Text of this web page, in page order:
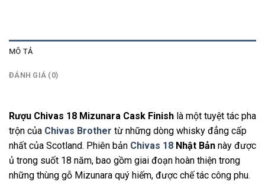
MÔ TẢ
ĐÁNH GIÁ (0)
Rượu Chivas 18 Mizunara Cask Finish là một tuyệt tác pha
trộn của Chivas Brother từ những dòng whisky đẳng cấp
nhất của Scotland. Phiên bản Chivas 18 Nhật Bản này được
ủ trong suốt 18 năm, bao gồm giai đoạn hoàn thiện trong
những thùng gỗ Mizunara quý hiếm, được chế tác công phu.